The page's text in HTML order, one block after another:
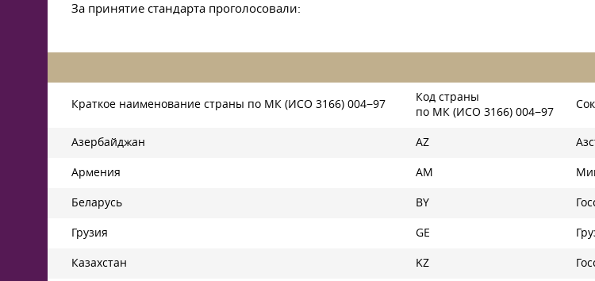
За принятие стандарта проголосовали:
Краткое наименование страны по МК (ИСО 3166) 004−97
Код страны
по МК (ИСО 3166) 004−97
Азербайджан AZ
Армения AM
Беларусь BY
Грузия GE
Казахстан KZ